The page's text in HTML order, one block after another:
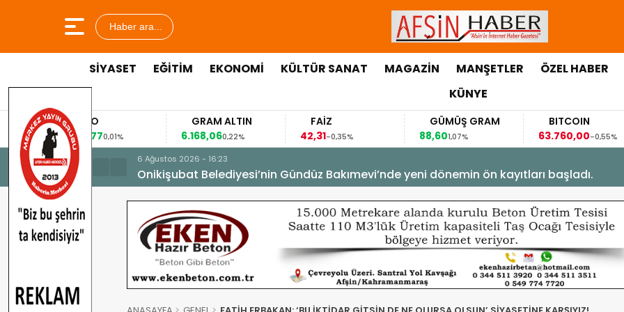
Haber ara...
SİYASET EĞİTİM EKONOMİ KÜLTÜR SANAT MAGAZİN MANŞETLER ÖZEL HABER
KÜNYE
EURO
53,8477
0,01%
GRAM ALTIN
6.168,06
0,22%
FAİZ
-0,35%
GÜMÜŞ GRAM
88,60
1,07%
BITCOIN
63.760,00-0,55%
6 Ağustos 2026 - 16:23
Onikişubat Belediyesi’nin Gündüz Bakımevi’nde yeni dönemin ön kayıtları başladı.